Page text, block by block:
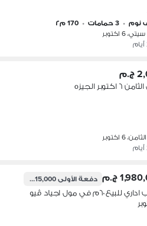
• 3 حمامات • 170 م٢
6 اكتوبر
اكتوبر الجيزه
6 اكتوبر
ج.م دفعة الأولى1,215,000 ج.م
مكتب اداري للبيع ٦٠م في مول اجياد ڤيو